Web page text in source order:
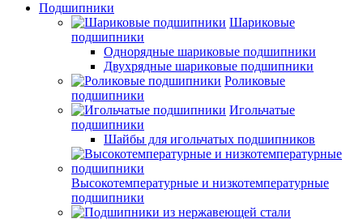
Подшипники
Шариковые
подшипники
Однорядные шариковые подшипники
Двухрядные шариковые подшипники
Роликовые
подшипники
Игольчатые
подшипники
Шайбы для игольчатых подшипников
Высокотемпературные и низкотемпературные
подшипники